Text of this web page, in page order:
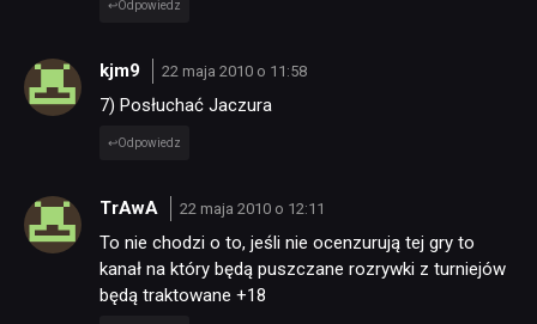
Odpowiedz
kjm9 22 maja 2010 o 11:58
7) Posłuchać Jaczura
Odpowiedz
TrAwA 22 maja 2010 o 12:11
To nie chodzi o to, jeśli nie ocenzurują tej gry to
kanał na który będą puszczane rozrywki z turniejów
będą traktowane +18